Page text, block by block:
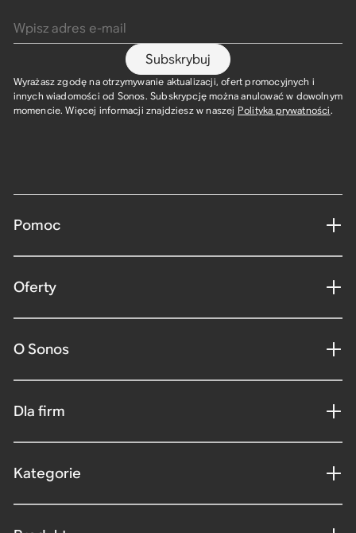
Subskrybuj
Wyrażasz zgodę na otrzymywanie aktualizacji, ofert promocyjnych i
innych wiadomości od Sonos. Subskrypcję można anulować w dowolnym
momencie. Więcej informacji znajdziesz w naszej Polityka prywatności.
Pomoc
Oferty
O Sonos
Dla firm
Kategorie